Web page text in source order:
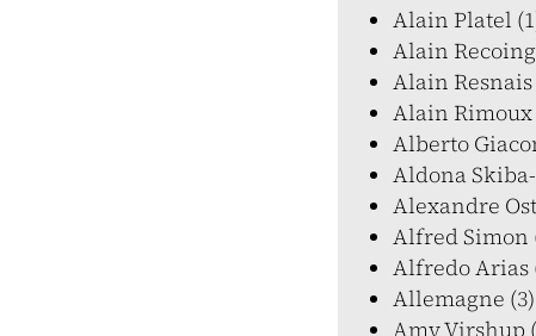
Alain Platel
Alain
Alain Resnais
Alain Rimoux
Alberto
Aldona
Alexandre
Alfred Simon
Alfredo Arias
Allemagne (3)
Amy Virshup